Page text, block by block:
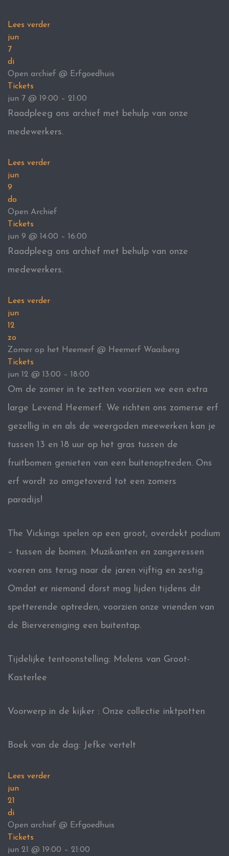
Lees verder
jun
7
di
Open archief @ Erfgoedhuis
Tickets
jun 7 @ 19:00 – 21:00
Raadpleeg ons archief met behulp van onze
medewerkers.
Lees verder
jun
9
do
Open Archief
Tickets
jun 9 @ 14:00 – 16:00
Raadpleeg ons archief met behulp van onze
medewerkers.
Lees verder
jun
12
zo
Zomer op het Heemerf @ Heemerf Waaiberg
Tickets
jun 12 @ 13:00 – 18:00
Om de zomer in te zetten voorzien we een extra
large Levend Heemerf. We richten ons zomerse erf
gezellig in en als de weergoden meewerken kan je
tussen 13 en 18 uur op het gras tussen de
fruitbomen genieten van een buitenoptreden. Ons
erf wordt zo omgetoverd tot een zomers
paradijs!
The Vickings spelen op een groot, overdekt podium
– tussen de bomen. Muzikanten en zangeressen
voeren ons terug naar de jaren vijftig en zestig.
Omdat er niemand dorst mag lijden tijdens dit
spetterende optreden, voorzien onze vrienden van
de Biervereniging een buitentap.
Tijdelijke tentoonstelling: Molens van Groot-
Kasterlee
Voorwerp in de kijker : Onze collectie inktpotten
Boek van de dag: Jefke vertelt
Lees verder
jun
21
di
Open archief @ Erfgoedhuis
Tickets
jun 21 @ 19:00 – 21:00